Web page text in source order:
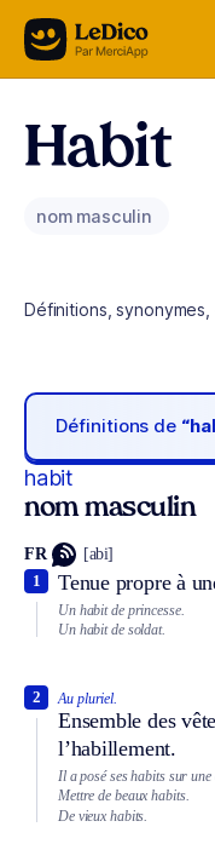
Aller au contenu
Habit
nom masculin
Définitions,
Définitions de
habit
nom masculin
FR [abi]
Tenue propre à
1
Un habit de princesse.
Un habit de soldat.
Au pluriel.
Ensemble des
l’habillement.
2
Il a posé ses habits sur
Mettre de beaux habits.
De vieux habits.